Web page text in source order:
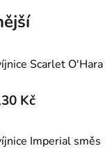
Scarlet O'Hara
Kč
Imperial směs